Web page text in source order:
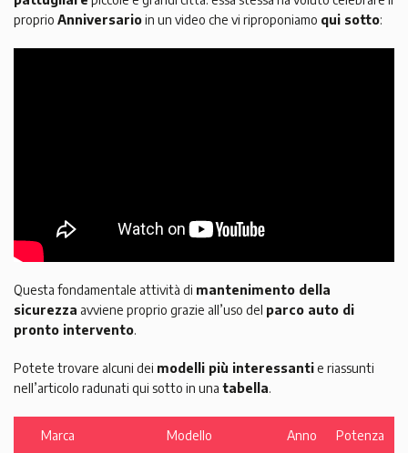
proprio Anniversarioin un video che vi riproponiamo qui sotto:
Questa fondamentale attività di mantenimento della
sicurezza avviene proprio grazie all’uso del parco auto di
pronto intervento.
Potete trovare alcuni dei modelli più interessantie riassunti
nell’articolo radunati qui sotto in una tabella.
Marca Modello Anno Potenza